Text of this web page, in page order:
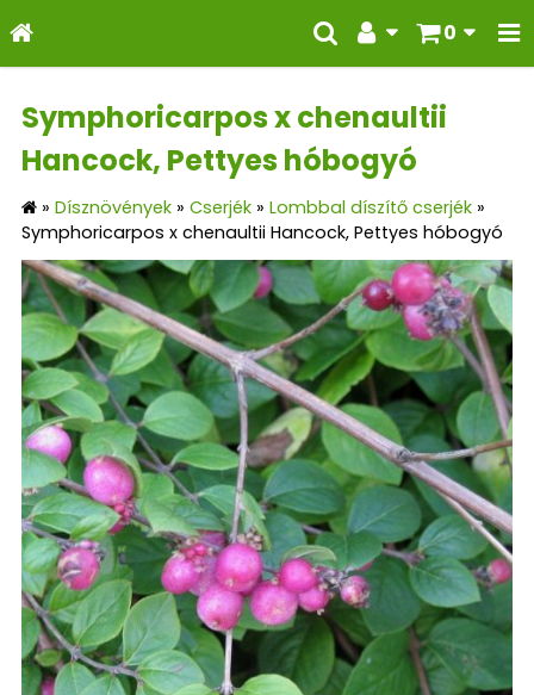
0
Symphoricarpos x chenaultii
Hancock, Pettyes hóbogyó
» Dísznövények » Cserjék » Lombbal díszítő cserjék »
Symphoricarpos x chenaultii Hancock, Pettyes hóbogyó